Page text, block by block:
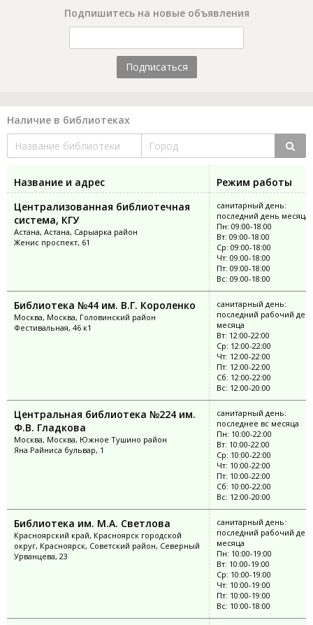
Подпишитесь на новые объявления
Подписаться
Наличие в библиотеках
Название и адрес
Режим работы
Централизованная библиотечная
система, КГУ
Астана, Астана, Сарыарка район
Женис проспект, 61
санитарный день:
последний день месяца
Пн: 09:00-18:00
Вт: 09:00-18:00
Ср: 09:00-18:00
Чт: 09:00-18:00
Пт: 09:00-18:00
Вс: 09:00-18:00
Библиотека №44 им. В.Г. Короленко
Москва, Москва, Головинский район
Фестивальная, 46 к1
санитарный день:
последний рабочий
месяца
Вт: 12:00-22:00
Ср: 12:00-22:00
Чт: 12:00-22:00
Пт: 12:00-22:00
Сб: 12:00-22:00
Вс: 12:00-20:00
Центральная библиотека №224 им.
Ф.В. Гладкова
Москва, Москва, Южное Тушино район
Яна Райниса бульвар, 1
санитарный день:
последнее вс месяца
Пн: 10:00-22:00
Вт: 10:00-22:00
Ср: 10:00-22:00
Чт: 10:00-22:00
Пт: 10:00-22:00
Сб: 10:00-22:00
Вс: 12:00-20:00
Библиотека им. М.А. Светлова
Красноярский край, Красноярск городской
округ, Красноярск, Советский район, Северный
Урванцева, 23
санитарный день:
последний рабочий
месяца
Пн: 10:00-19:00
Вт: 10:00-19:00
Ср: 10:00-19:00
Чт: 10:00-19:00
Пт: 10:00-19:00
Вс: 10:00-18:00